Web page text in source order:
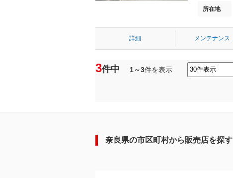
所在地
詳細 メンテナンス
3件中 1～3件を表示
奈良県の市区町村から販売店を探す